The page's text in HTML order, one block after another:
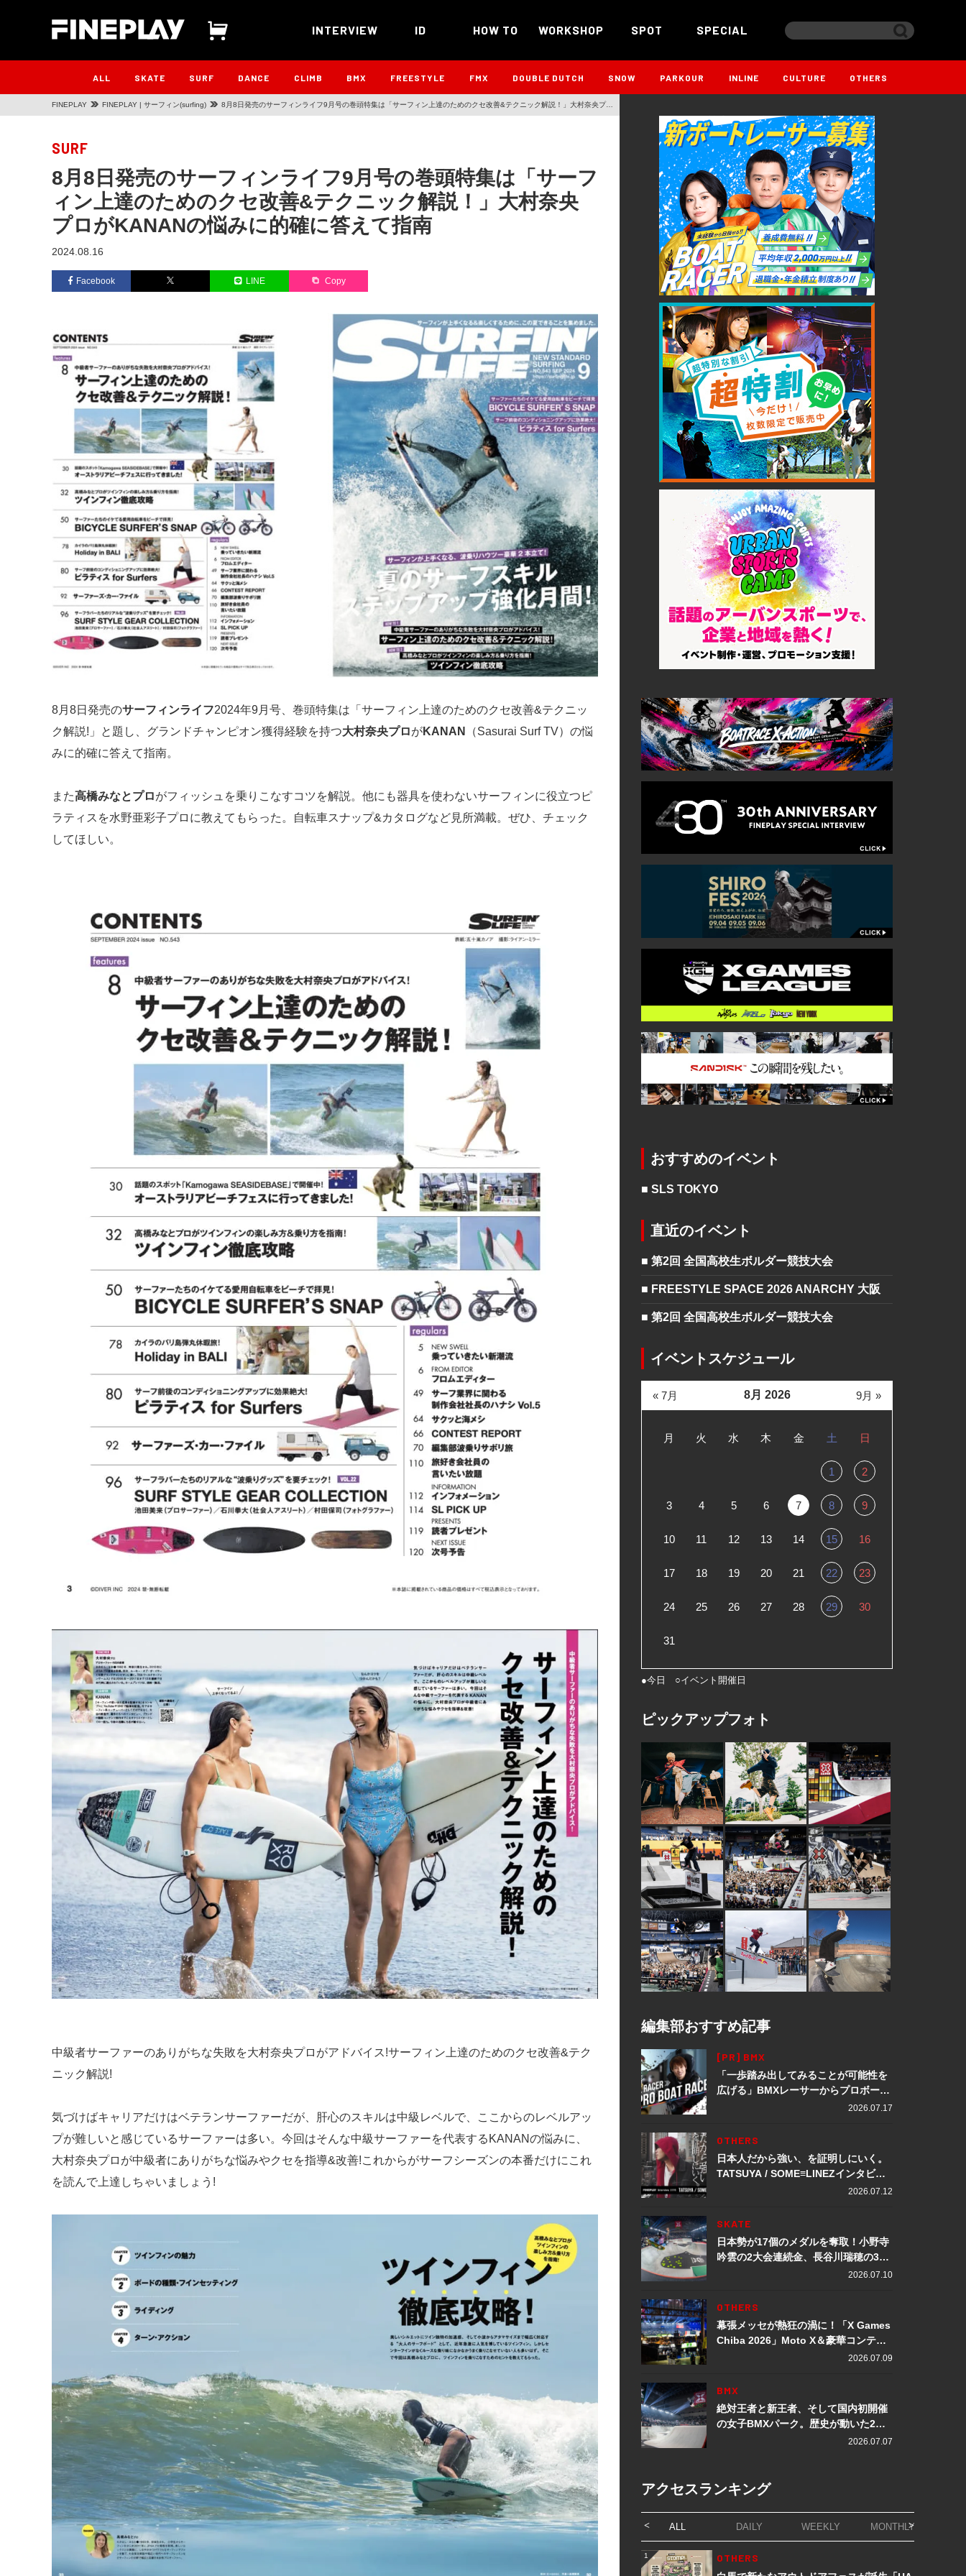
INTERVIEW ID HOW TO WORKSHOP SPOT SPECIAL
ALL SKATE SURF DANCE CLIMB BMX FREESTYLE FMX DOUBLE DUTCH SNOW PARKOUR INLINE CULTURE OTHERS
FINEPLAY FINEPLAY | サーフィン(surfing) 8月8日発売のサーフィンライフ9月号の巻頭特集は「サーフィン上達のためのクセ改善&テクニック解説！」大村奈央プロ
SURF
8月8日発売のサーフィンライフ9月号の巻頭特集は「サーフ
ィン上達のためのクセ改善&テクニック解説！」大村奈央
プロがKANANの悩みに的確に答えて指南
2024.08.16
Facebook LINE Copy
8月8日発売のサーフィンライフ2024年9月号、巻頭特集は「サーフィン上達のためのクセ改善&テクニッ
ク解説!」と題し、グランドチャンピオン獲得経験を持つ大村奈央プロがKANAN
（Sasurai Surf TV）の悩
みに的確に答えて指南。
また高橋みなとプロがフィッシュを乗りこなすコツを解説。他にも器具を使わないサーフィンに役立つピ
ラティスを水野亜彩子プロに教えてもらった。自転車スナップ&カタログなど見所満載。ぜひ、チェック
してほしい。
中級者サーファーのありがちな失敗を大村奈央プロがアドバイス!サーフィン上達のためのクセ改善&テク
ニック解説!
気づけばキャリアだけはベテランサーファーだが、肝心のスキルは中級レベルで、ここからのレベルアッ
プが難しいと感じているサーファーは多い。今回はそんな中級サーファーを代表するKANANの悩みに、
大村奈央プロが中級者にありがちな悩みやクセを指導&改善!これからがサーフシーズンの本番だけにこれ
を読んで上達しちゃいましょう!
おすすめのイベント
■ SLS TOKYO
直近のイベント
■ 第2回 全国高校生ボルダー競技大会
■ FREESTYLE SPACE 2026 ANARCHY 大阪
■ 第2回 全国高校生ボルダー競技大会
イベントスケジュール
8月 2026
月 火 水 木 金 土 日
1 2
3 4 5 6 7 8 9
10 11 12 13 14 15 16
17 18 19 20 21 22 23
24 25 26 27 28 29 30
31
« 7月 9月 »
●今日 ○イベント開催日
ピックアップフォト
編集部おすすめ記事
[PR] BMX
「一歩踏み出してみることが可能性を
広げる」BMXレーサーからプロボート
レーサーへ転身。上田龍星が体現する
2026.07.17
OTHERS
日本人だから強い、を証明しにいく。
TATSUYA / SOME≡LINEZインタビュ
2026.07.12
SKATE
日本勢が17個のメダルを奪取！小野寺
吟雲の2大会連続金、長谷川瑞穂の3メ
ダル獲得など数々の快挙をプレイバッ
2026.07.10
OTHERS
幕張メッセが熱狂の渦に！「X Games
Chiba 2026」Moto X＆豪華コンテン
2026.07.09
BMX
絶対王者と新王者、そして国内初開催
の女子BMXパーク。歴史が動いた2日
2026.07.07
アクセスランキング
ALL DAILY WEEKLY MONTHLY
1 OTHERS